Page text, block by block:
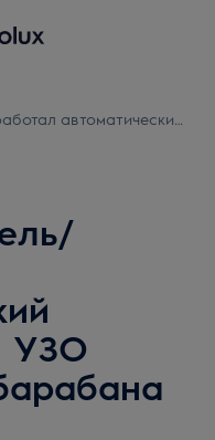
автоматический
УЗО